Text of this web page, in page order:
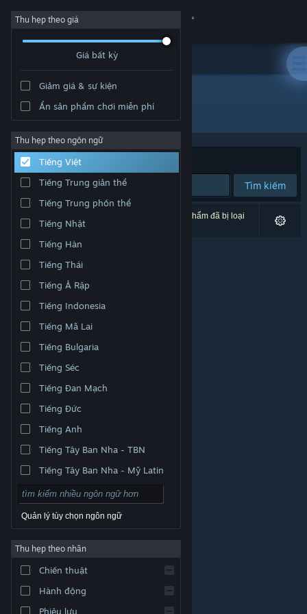
Đăng nhập
Cộng đồng
Thông tin
Hỗ trợ
Thay đổi ngôn ngữ
Cài ứng dụng Steam di động
Xem web cho desktop
thương hiệu là tài sản của chủ sở hữu tương ứng tại
Pháp lý
Hỗ trợ tiếp cận
ký Steam
|Hoàn tiền|
Thu hẹp theo giá
Giá bất kỳ
Giảm giá & sự kiện
Ẩn sản phẩm chơi miễn phí
Thu hẹp theo ngôn ngữ
Tiếng Việt
Tiếng Trung giản thể
Tiếng Trung phồn thể
Tiếng Nhật
Tiếng Hàn
Tiếng Thái
Tiếng Ả Rập
Tiếng Indonesia
Tiếng Mã Lai
Tiếng Bulgaria
Tiếng Séc
Tiếng Đan Mạch
Tiếng Đức
Tiếng Anh
Tiếng Tây Ban Nha - TBN
Tiếng Tây Ban Nha - Mỹ Latin
Quản lý tùy chọn ngôn ngữ
Thu hẹp theo nhãn
Chiến thuật
Hành động
Phiêu lưu
Nhà phát triển: Hardy Games
Xếp theo Độ liên quan
Tìm kiếm
0 kết quả phù hợp tìm kiếm của bạn. 3 tựa sản phẩm đã bị loại
trừ dựa trên tùy chỉnh của bạn.